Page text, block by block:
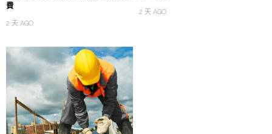
費
2 天 AGO
2 天 AGO